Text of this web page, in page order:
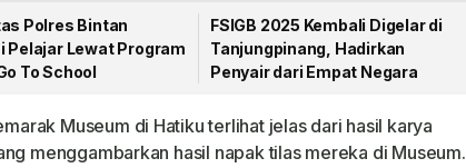
Polres Bintan
Pelajar Lewat Program
To School
FSIGB 2025 Kembali Digelar di
Tanjungpinang, Hadirkan
Penyair dari Empat Negara
Museum di Hatiku terlihat jelas dari hasil karya
menggambarkan hasil napak tilas mereka di Museum.